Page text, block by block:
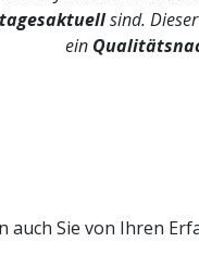
tagesaktuellsind.
ein
auch Sie von Ihren